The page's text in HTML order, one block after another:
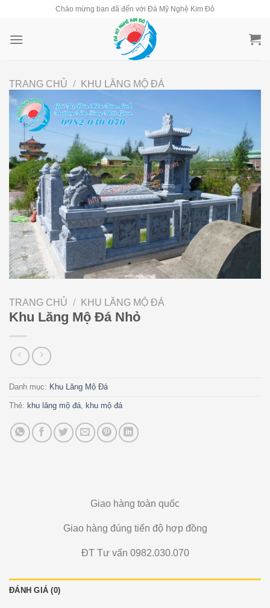
content
Chào mừng bạn đã đến với Đá Mỹ Nghệ Kim Đô
TRANG CHỦ / KHU LĂNG MỘ ĐÁ
TRANG CHỦ / KHU LĂNG MỘ ĐÁ
Khu Lăng Mộ Đá Nhỏ
Danh mục: Khu Lăng Mộ Đá
Thẻ: khu lăng mộ đá, khu mộ đá
Giao hàng toàn quốc
Giao hàng đúng tiến độ hợp đồng
ĐT Tư vấn 0982.030.070
ĐÁNH GIÁ (0)